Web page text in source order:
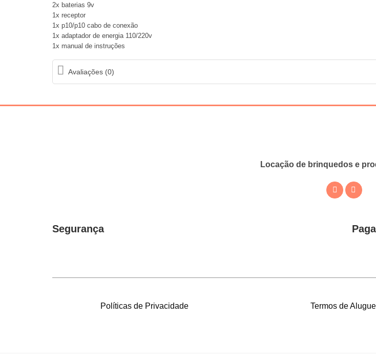
2x baterias 9v
1x receptor
1x p10/p10 cabo de conexão
1x adaptador de energia 110/220v
1x manual de instruções
Avaliações (0)
Locação de brinquedos e
Segurança
Políticas de Privacidade Termos de Aluguel